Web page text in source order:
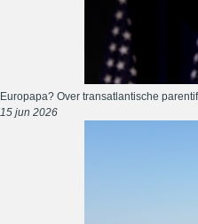
Europapa? Over transatlantische
15 jun 2026